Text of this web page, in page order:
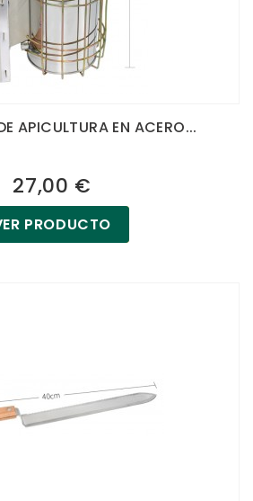
APICULTURA EN ACERO...
27,00 €
PRODUCTO